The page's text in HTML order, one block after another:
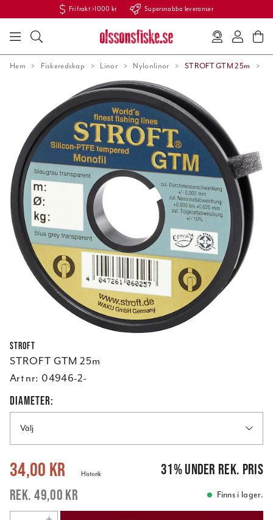
Fri frakt >1000 kr Supersnabba leveranser
Hem Fiskeredskap Linor Nylonlinor STROFT GTM 25m
Stroft
STROFT GTM 25m
Art nr: 04946-2-
DIAMETER:
Välj
Nuvarande pris: 49,00 kr
34,00 kr
49,00 kr
Historik 31%under rek. pris
Finns i lager.